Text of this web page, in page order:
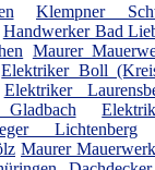
Klempner
Handwerker Bad
Maurer
Elektriker Boll
Elektriker
Lichtenberg
Maurer